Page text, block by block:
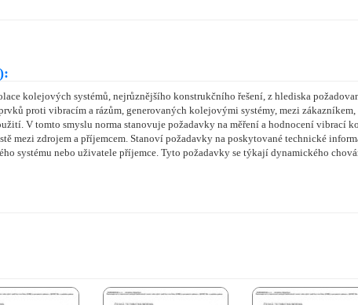
kolejových systémů, nejrůznějšího konstrukčního řešení, z hlediska
proti vibracím a rázům, generovaných kolejovými systémy, mezi
V tomto smyslu norma stanovuje požadavky na měření a hodnocení vibrací
mezi zdrojem a příjemcem. Stanoví požadavky na poskytované technické
systému nebo uživatele příjemce. Tyto požadavky se týkají dynamického